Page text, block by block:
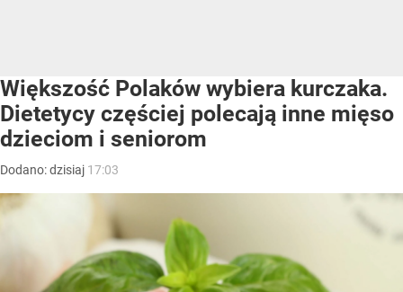
Większość Polaków wybiera kurczaka.
Dietetycy częściej polecają inne mięso
dzieciom i seniorom
Dodano:dzisiaj 17:03